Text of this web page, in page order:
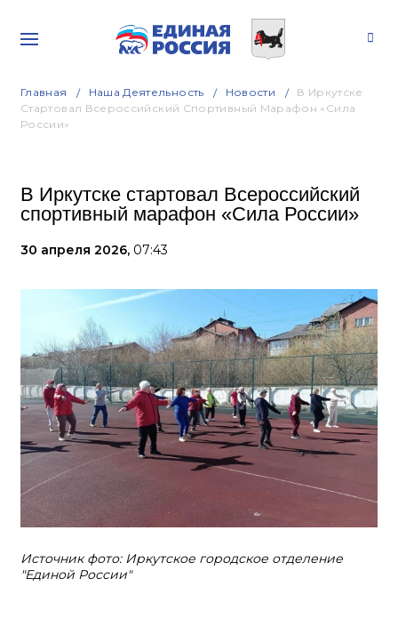
Главная Наша Деятельность Новости
В Иркутске
Стартовал Всероссийский Спортивный Марафон «Сила
России»
В Иркутске стартовал Всероссийский
спортивный марафон «Сила России»
30 апреля 2026, 07:43
Источник фото: Иркутское городское отделение
"Единой России"